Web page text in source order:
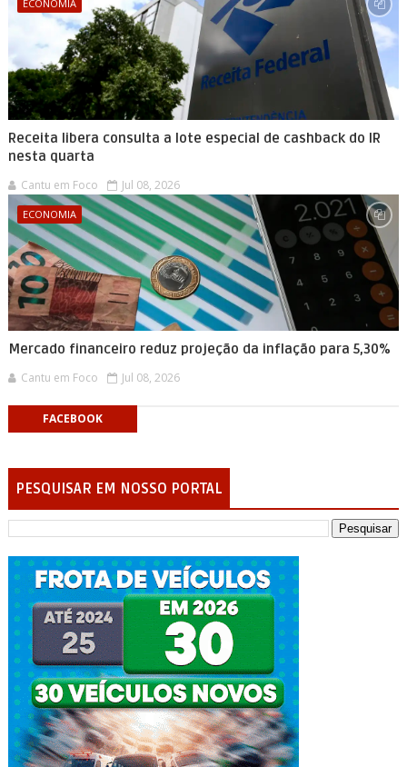
ECONOMIA
Receita libera consulta a lote especial de cashback do IR
nesta quarta
Cantu em Foco Jul 08, 2026
ECONOMIA
Mercado financeiro reduz projeção da inflação para 5,30%
Cantu em Foco Jul 08, 2026
FACEBOOK
PESQUISAR EM NOSSO PORTAL